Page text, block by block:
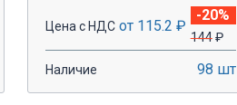
Цена с НДС от 115.2 ₽
-20%
144₽
Наличие 98 шт